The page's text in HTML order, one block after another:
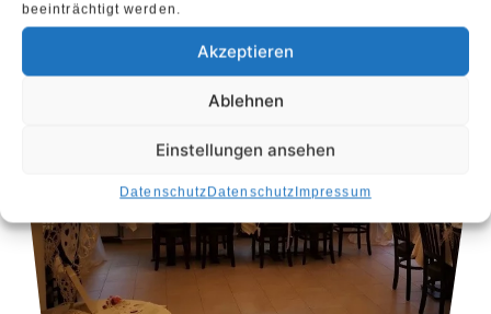
beeinträchtigt werden.
Akzeptieren
Ablehnen
Einstellungen ansehen
DatenschutzDatenschutzImpressum